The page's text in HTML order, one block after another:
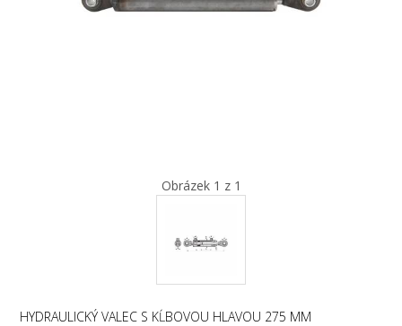
Obrázek 1 z 1
HYDRAULICKÝ VALEC S KĹBOVOU HLAVOU 275 MM